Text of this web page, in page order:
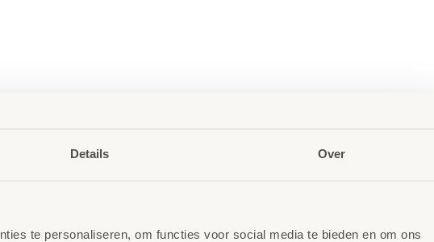
Details Over
te personaliseren, om functies voor social media te bieden en om ons